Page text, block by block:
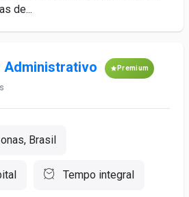
de...
Administrativo Premium
Brasil
Tempo integral